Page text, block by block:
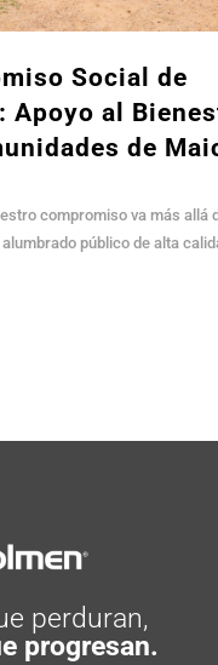
Social de
Apoyo al
de
compromiso va más allá
público de alta
perduran,
progresan.